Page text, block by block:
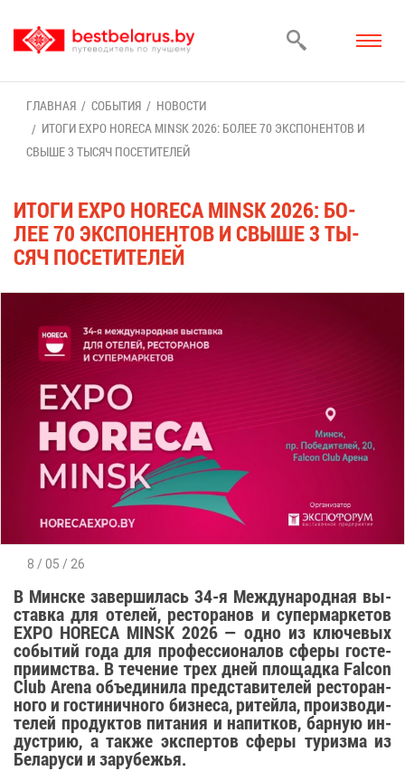
ГЛАВ­НАЯ СО­БЫ­ТИЯ
НО­ВО­СТИ
ИТО­ГИ EXPO HORECA MINSK 2026: БО­ЛЕЕ 70 ЭКС­ПО­НЕН­ТОВ И
СВЫ­ШЕ 3 ТЫ­СЯЧ ПО­СЕ­ТИ­ТЕ­ЛЕЙ
ИТО­ГИ EXPO HORECA MINSK 2026: БО­
ЛЕЕ 70 ЭКС­ПО­НЕН­ТОВ И СВЫ­ШЕ 3 ТЫ­
СЯЧ ПО­СЕ­ТИ­ТЕ­ЛЕЙ
8 / 05 / 26
В Мин­ске за­вер­ши­лась 34-я Меж­ду­на­род­ная вы­
став­ка для оте­лей, ре­сто­ра­нов и су­пер­мар­ке­тов
EXPO HORECA MINSK 2026 — од­но из клю­че­вых
со­бы­тий го­да для про­фес­си­о­на­лов сфе­ры го­сте­
при­им­ства. В те­че­ние трех дней пло­щад­ка Falcon
Club Arena объ­еди­ни­ла пред­ста­ви­те­лей ре­сто­ран­
но­го и го­сти­нич­но­го биз­не­са, ри­тей­ла, про­из­во­ди­
те­лей про­дук­тов пи­та­ния и на­пит­ков, бар­ную ин­
ду­стрию, а та­к­же экс­пер­тов сфе­ры ту­риз­ма из
Бе­ла­ру­си и за­ру­бе­жья.